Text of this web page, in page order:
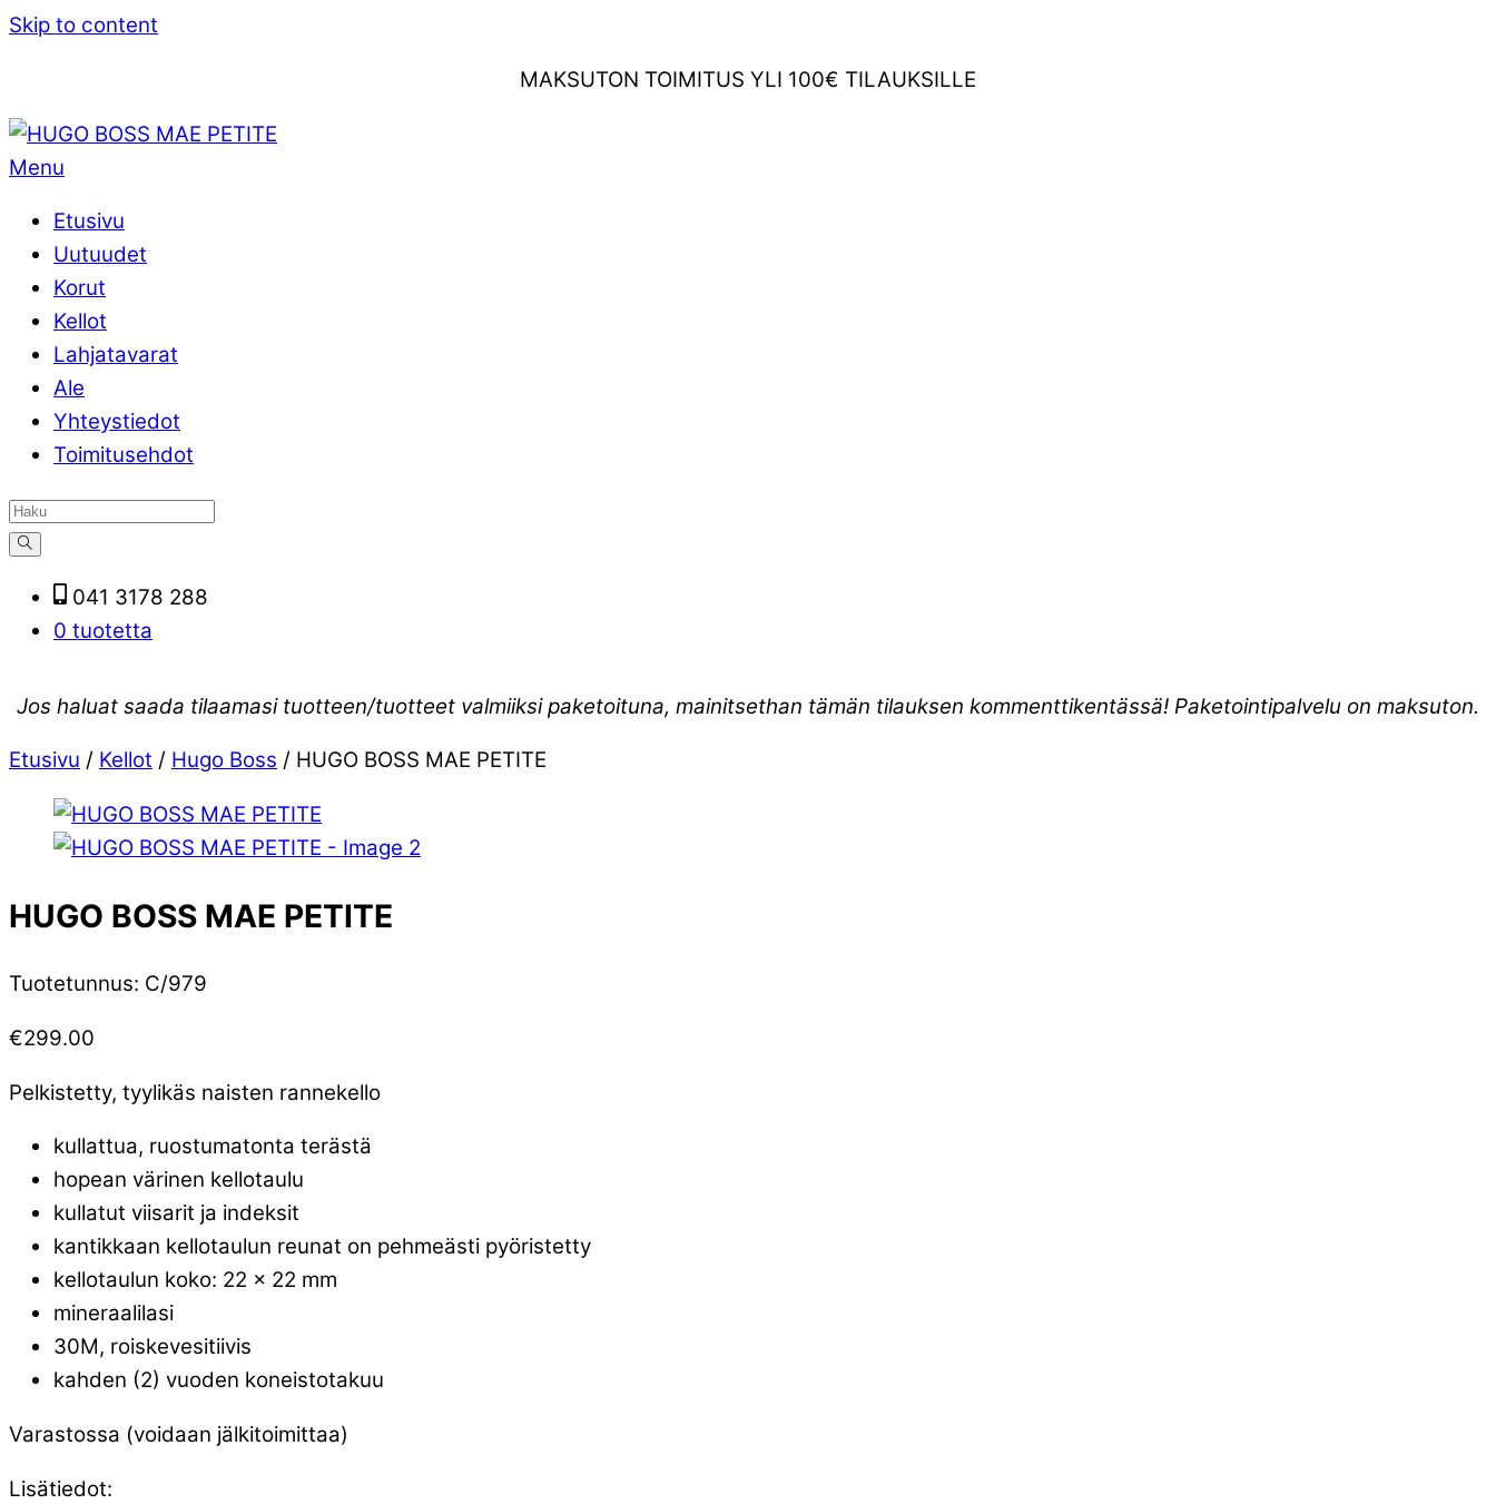
Skip to content
MAKSUTON TOIMITUS YLI 100€ TILAUKSILLE
Menu
Etusivu
Uutuudet
Korut
Kellot
Lahjatavarat
Ale
Yhteystiedot
Toimitusehdot
041 3178 288
0 tuotetta
Jos haluat saada tilaamasi tuotteen/tuotteet valmiiksi paketoituna, mainitsethan tämän tilauksen kommenttikentässä! Paketointipalvelu on maksuton.
Etusivu / Kellot / Hugo Boss / HUGO BOSS MAE PETITE
HUGO BOSS MAE PETITE
Tuotetunnus: C/979
€299.00
Pelkistetty, tyylikäs naisten rannekello
kullattua, ruostumatonta terästä
hopean värinen kellotaulu
kullatut viisarit ja indeksit
kantikkaan kellotaulun reunat on pehmeästi pyöristetty
kellotaulun koko: 22 x 22 mm
mineraalilasi
30M, roiskevesitiivis
kahden (2) vuoden koneistotakuu
Varastossa (voidaan jälkitoimittaa)
Lisätiedot: